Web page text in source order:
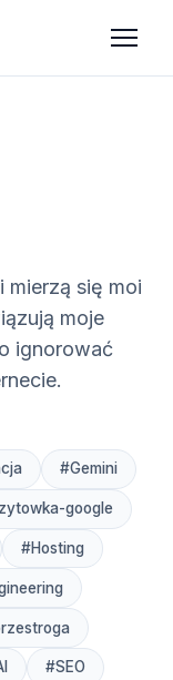
mierzą się moi
moje
ignorować
#Gemini
google
#Hosting
#SEO